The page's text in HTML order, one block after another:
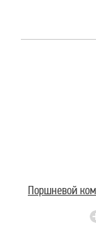
Поршневой